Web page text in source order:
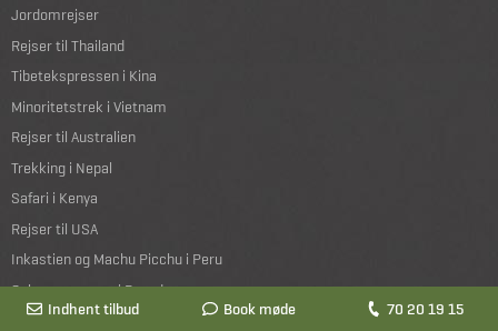
Indhent tilbud Book møde 70 20 19 15
Jordomrejser
Rejser til Thailand
Tibetekspressen i Kina
Minoritetstrek i Vietnam
Rejser til Australien
Trekking i Nepal
Safari i Kenya
Rejser til USA
Inkastien og Machu Picchu i Peru
Galapagosøerne i Ecuador
Den ultimative Australien-rejse